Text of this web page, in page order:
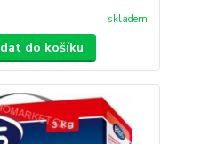
skladem
do košíku